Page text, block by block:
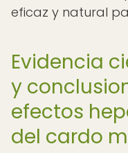
eficaz y natural
Evidencia
y
efectos
del cardo